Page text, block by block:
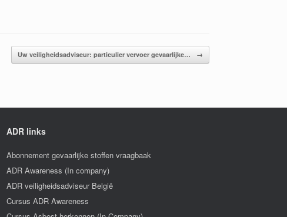
Uw veiligheidsadviseur: particulier vervoer gevaarlijke… →
ADR links
Abonnement gevaarlijke stoffen vraagbaak
ADR Awareness (In company)
ADR veiligheidsadviseur België
Cursus ADR Awareness